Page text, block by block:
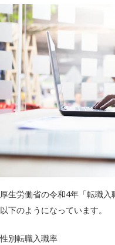
厚生労働省の令和4年「転職
以下のようになっています。
性別転職入職率